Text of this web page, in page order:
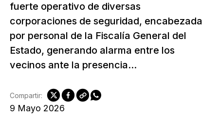
fuerte operativo de diversas
corporaciones de seguridad, encabezada
por personal de la Fiscalía General del
Estado, generando alarma entre los
vecinos ante la presencia...
9 Mayo 2026
Compartir: